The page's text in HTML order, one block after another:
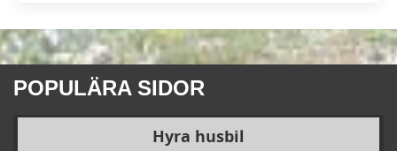
POPULÄRA SIDOR
Hyra husbil